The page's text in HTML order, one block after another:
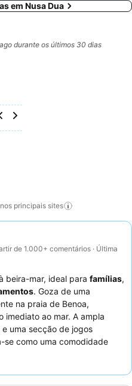
em Nusa Dua
durante os últimos 30 dias
principais sites
de 1.000+ comentários · Última
beira-mar, ideal para famílias,
. Goza de uma
na praia de Benoa,
imediato ao mar. A ampla
uma secção de jogos
como uma comodidade
do